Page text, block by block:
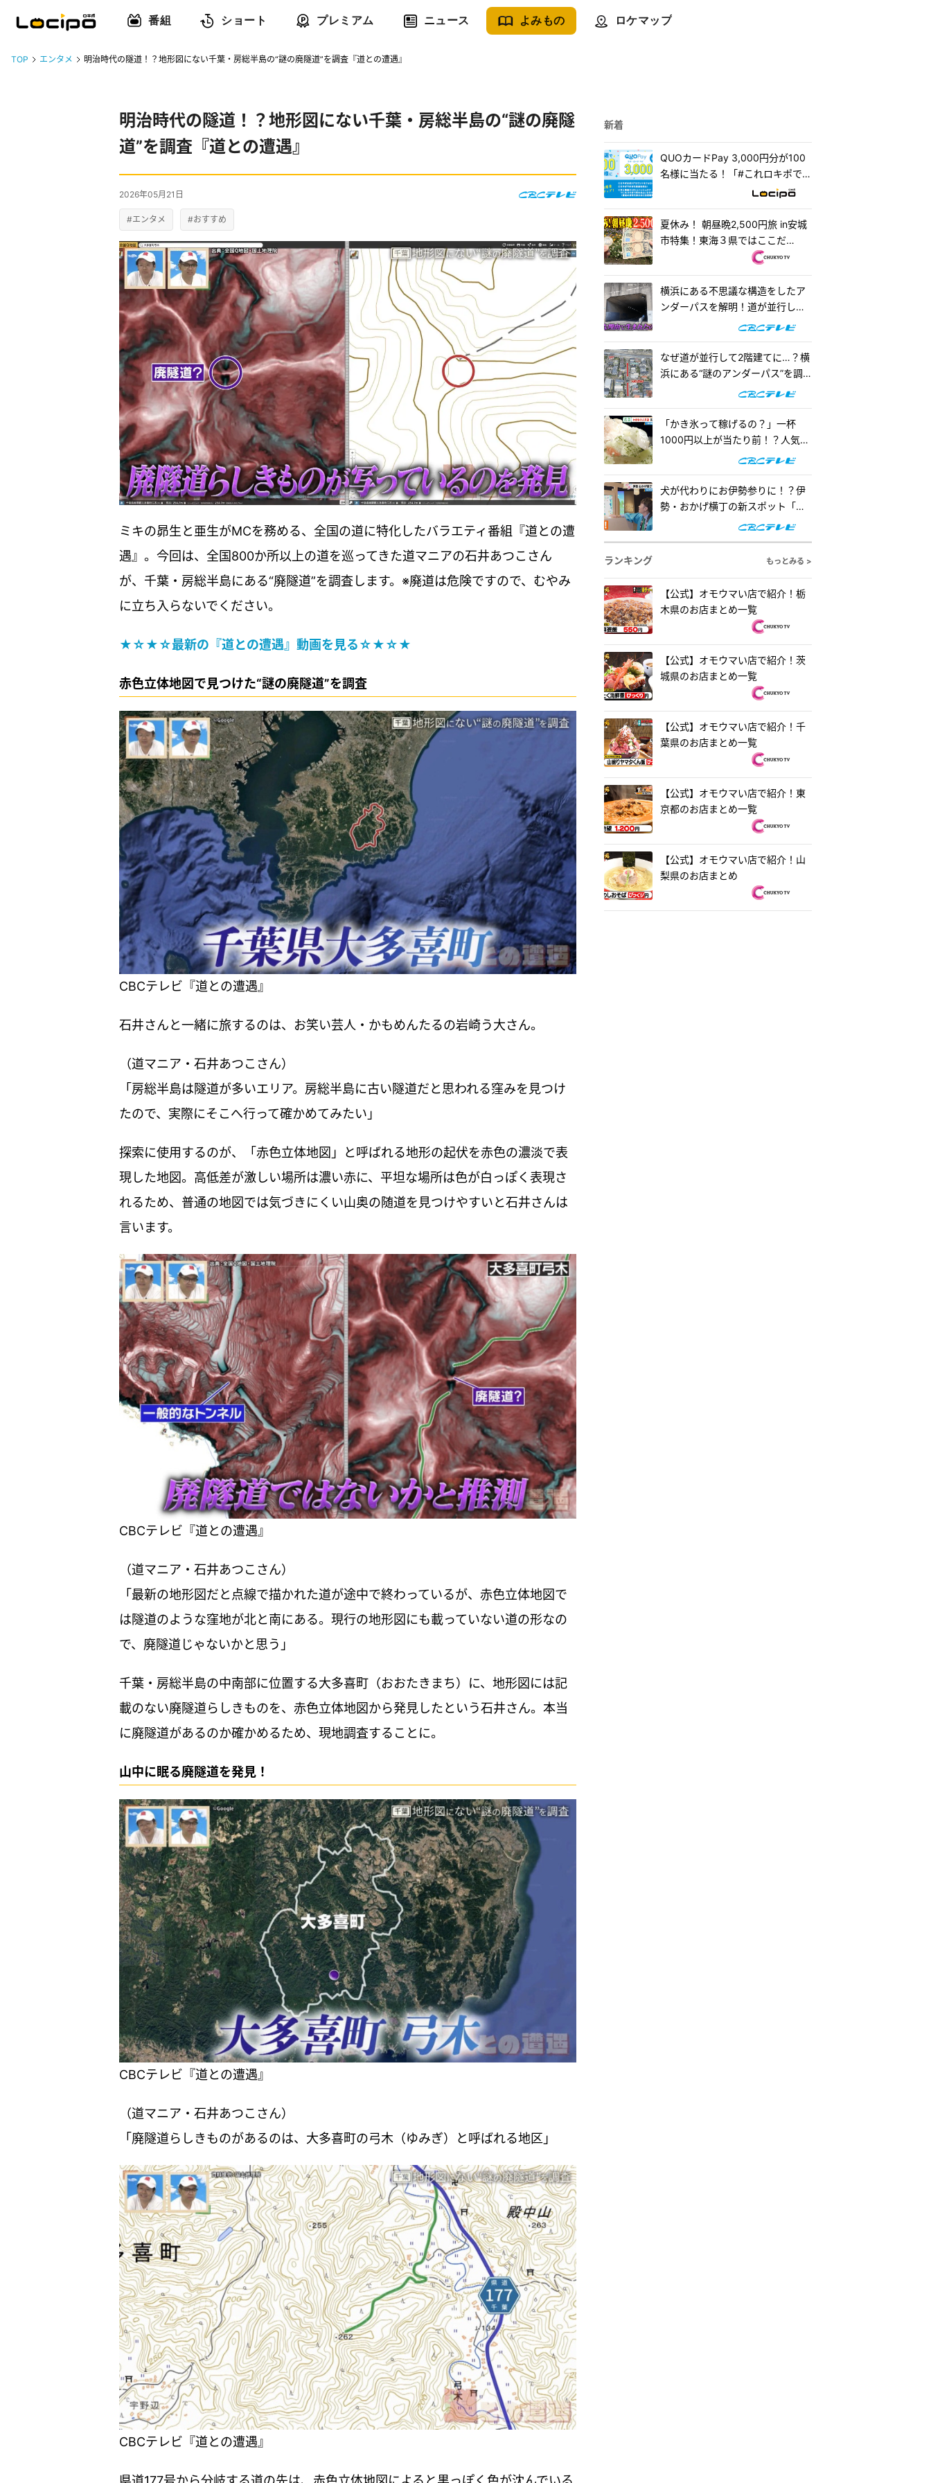
番組 ショート プレミアム ニュース よみもの ロケマップ
TOP エンタメ 明治時代の隧道！？地形図にない千葉・房総半島の“謎の廃隧道”を調査『道との遭遇』
明治時代の隧道！？地形図にない千葉・房総半島の“謎の廃隧
道”を調査『道との遭遇』
2026年05月21日
#エンタメ #おすすめ
ミキの昴生と亜生がMCを務める、全国の道に特化したバラエティ番組『道との遭
遇』。今回は、全国800か所以上の道を巡ってきた道マニアの石井あつこさん
が、千葉・房総半島にある“廃隧道”を調査します。※廃道は危険ですので、むやみ
に立ち入らないでください。
★☆★☆最新の『道との遭遇』動画を見る☆★☆★
赤色立体地図で見つけた“謎の廃隧道”を調査
CBCテレビ『道との遭遇』
石井さんと一緒に旅するのは、お笑い芸人・かもめんたるの岩崎う大さん。
（道マニア・石井あつこさん）
「房総半島は隧道が多いエリア。房総半島に古い隧道だと思われる窪みを見つけ
たので、実際にそこへ行って確かめてみたい」
探索に使用するのが、「赤色立体地図」と呼ばれる地形の起伏を赤色の濃淡で表
現した地図。高低差が激しい場所は濃い赤に、平坦な場所は色が白っぽく表現さ
れるため、普通の地図では気づきにくい山奥の随道を見つけやすいと石井さんは
言います。
CBCテレビ『道との遭遇』
（道マニア・石井あつこさん）
「最新の地形図だと点線で描かれた道が途中で終わっているが、赤色立体地図で
は隧道のような窪地が北と南にある。現行の地形図にも載っていない道の形なの
で、廃隧道じゃないかと思う」
千葉・房総半島の中南部に位置する大多喜町（おおたきまち）に、地形図には記
載のない廃隧道らしきものを、赤色立体地図から発見したという石井さん。本当
に廃隧道があるのか確かめるため、現地調査することに。
山中に眠る廃隧道を発見！
CBCテレビ『道との遭遇』
（道マニア・石井あつこさん）
「廃隧道らしきものがあるのは、大多喜町の弓木（ゆみぎ）と呼ばれる地区」
CBCテレビ『道との遭遇』
新着
QUOカードPay 3,000円分が100
名様に当たる！「#これロキポで見
れるよ」キャンペーン
夏休み！ 朝昼晩2,500円旅 in安城
市特集！東海３県ではここだ
け！？「はなまるうどん×吉野家
横浜にある不思議な構造をしたア
ンダーパスを解明！道が並行して2
階建てになったワケとは『道との
なぜ道が並行して2階建てに…？横
浜にある“謎のアンダーパス”を調
査！『道との遭遇』
「かき氷って稼げるの？」一杯
1000円以上が当たり前！？人気店
の懐事情をリサーチ『チャン
犬が代わりにお伊勢参りに！？伊
勢・おかげ横丁の新スポット「オ
カゲ屋敷」で“おかげ犬”を体験
ランキング
もっとみる >
【公式】オモウマい店で紹介！栃
木県のお店まとめ一覧
【公式】オモウマい店で紹介！茨
城県のお店まとめ一覧
【公式】オモウマい店で紹介！千
葉県のお店まとめ一覧
【公式】オモウマい店で紹介！東
京都のお店まとめ一覧
【公式】オモウマい店で紹介！山
梨県のお店まとめ